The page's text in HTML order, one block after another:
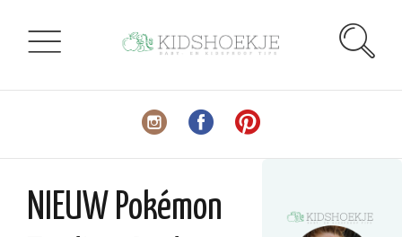
NIEUW Pokémon